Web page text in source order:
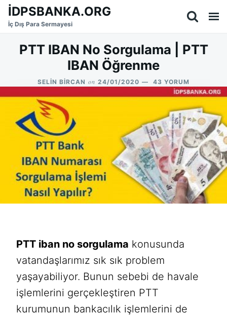
SkipSearch
for:
İDPSBANKA.ORG
İç Dış Para Sermayesi
PTT IBAN No Sorgulama | PTT
IBAN Öğrenme
SELIN BIRCAN on 24/01/2020
PTT
SORGULAMA
|
PTT
IBAN
ÖĞRENME
IÇIN
43 YORUM
PTT iban no sorgulama konusunda
vatandaşlarımız sık sık problem
yaşayabiliyor. Bunun sebebi de havale
işlemlerini gerçekleştiren PTT
kurumunun bankacılık işlemlerini de